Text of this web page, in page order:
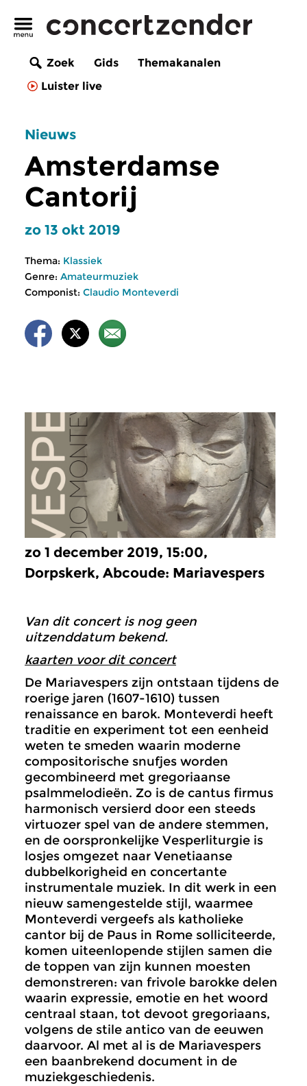
Zoek Gids
Themakanalen
Luister live
Nieuws
Amsterdamse
Cantorij
zo 13 okt 2019
Thema: Klassiek
Genre: Amateurmuziek
Componist: Claudio Monteverdi
zo 1 december 2019, 15:00,
Dorpskerk, Abcoude: Mariavespers
Van dit concert is nog geen
uitzenddatum bekend.
kaarten voor dit concert
De Mariavespers zijn ontstaan tijdens de
roerige jaren (1607-1610) tussen
renaissance en barok. Monteverdi heeft
traditie en experiment tot een eenheid
weten te smeden waarin moderne
compositorische snufjes worden
gecombineerd met gregoriaanse
psalmmelodieën. Zo is de cantus firmus
harmonisch versierd door een steeds
virtuozer spel van de andere stemmen,
en de oorspronkelijke Vesperliturgie is
losjes omgezet naar Venetiaanse
dubbelkorigheid en concertante
instrumentale muziek. In dit werk in een
nieuw samengestelde stijl, waarmee
Monteverdi vergeefs als katholieke
cantor bij de Paus in Rome solliciteerde,
komen uiteenlopende stijlen samen die
de toppen van zijn kunnen moesten
demonstreren: van frivole barokke delen
waarin expressie, emotie en het woord
centraal staan, tot devoot gregoriaans,
volgens de stile antico van de eeuwen
daarvoor. Al met al is de Mariavespers
een baanbrekend document in de
muziekgeschiedenis.